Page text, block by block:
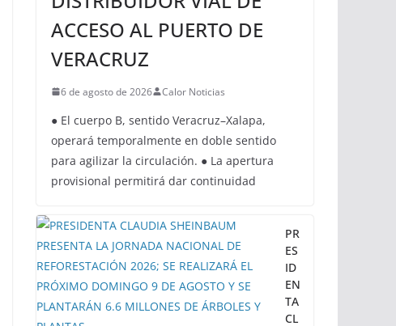
SICT HABILITARÁ ESTE
JUEVES CIRCULACIÓN
PROVISIONAL EN EL
DISTRIBUIDOR VIAL DE
ACCESO AL PUERTO DE
VERACRUZ
● El cuerpo B, sentido Veracruz–Xalapa,
operará temporalmente en doble sentido
para agilizar la circulación. ● La apertura
provisional permitirá dar continuidad